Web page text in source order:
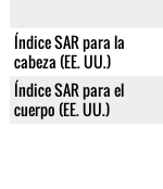
Índice SAR para la
cabeza (EE. UU.)
Índice SAR para el
cuerpo (EE. UU.)